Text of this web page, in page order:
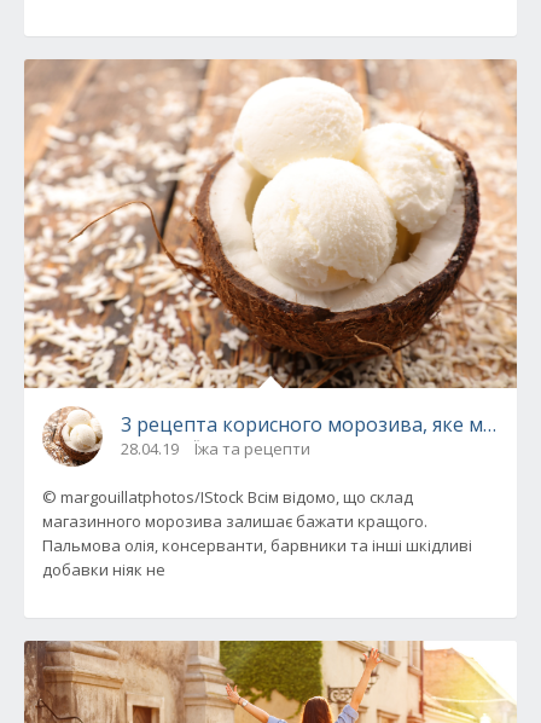
3 рецепта корисного морозива, яке можна
28.04.19 Їжа та рецепти
© margouillatphotos/IStock Всім відомо, що склад
магазинного морозива залишає бажати кращого.
Пальмова олія, консерванти, барвники та інші шкідливі
добавки ніяк не